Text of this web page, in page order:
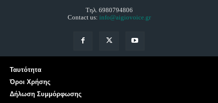
Τηλ. 6980794806
Contact us: info@aigiovoice.gr
Ταυτότητα
Όροι Χρήσης
Δήλωση Συμμόρφωσης